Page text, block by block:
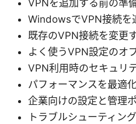
VPNを追加する前の準
WindowsでVPN接続を
既存のVPN接続を変更
よく使うVPN設定のオ
VPN利用時のセキュリ
パフォーマンスを最適
企業向けの設定と管理
トラブルシューティン